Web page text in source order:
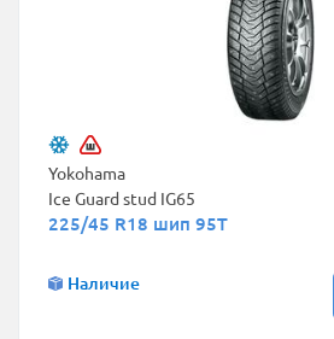
Yokohama
Ice Guard stud IG65
225/45 R18 шип 95T
Наличие